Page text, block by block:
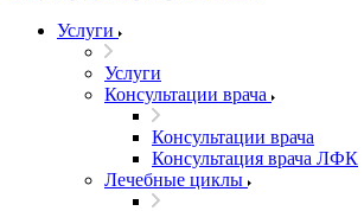
Услуги
Услуги
Консультации врача
Консультации врача
Консультация врача ЛФК
Лечебные циклы